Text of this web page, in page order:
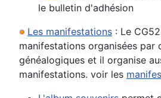
le bulletin d'adhésion
Les manifestations : Le
manifestations organisées par
généalogiques et il organise
manifestations. voir les